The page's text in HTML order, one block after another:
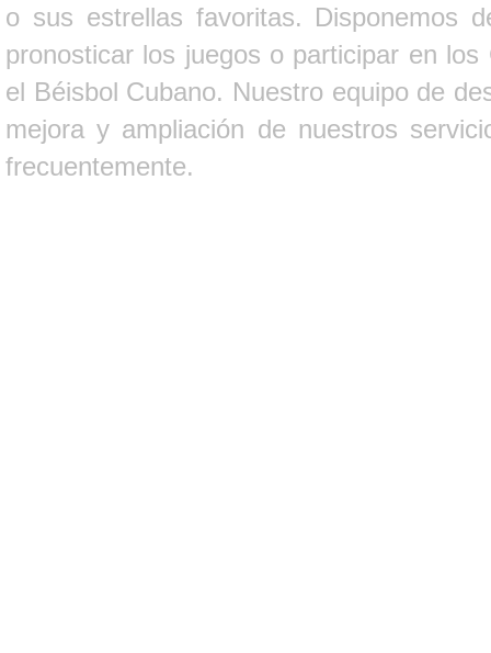
o sus estrellas favoritas. Disponemos
pronosticar los juegos o participar en
el Béisbol Cubano. Nuestro equipo de
mejora y ampliación de nuestros
frecuentemente.